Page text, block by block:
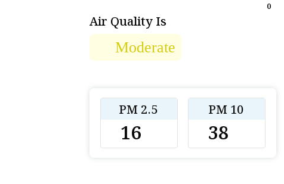
0
Air Quality Is
Moderate
PM 2.5
16
PM 10
38